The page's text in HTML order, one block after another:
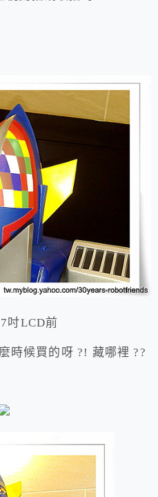
吋LCD前
時候買的呀 ?! 藏哪裡 ??